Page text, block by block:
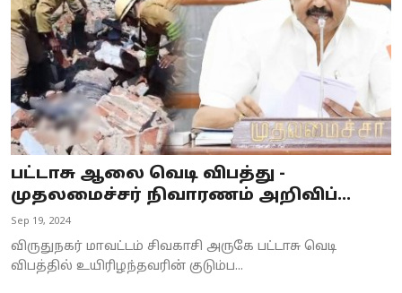
Crime
Tamilnadu
National
World
Astrology
Spirituality
Weather
பட்டாசு ஆலை வெடி விபத்து -
முதலமைச்சர் நிவாரணம் அறிவிப்...
Sep 19, 2024
விருதுநகர் மாவட்டம் சிவகாசி அருகே பட்டாசு வெடி
விபத்தில் உயிரிழந்தவரின் குடும்ப...